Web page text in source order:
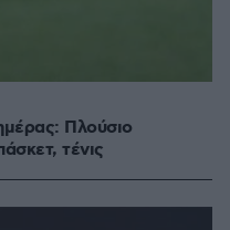
Πλούσιο
τένις